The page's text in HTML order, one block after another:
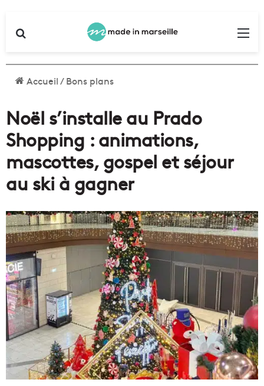
Accueil/Bons plans
Noël s’installe au Prado
Shopping : animations,
mascottes, gospel et séjour
au ski à gagner